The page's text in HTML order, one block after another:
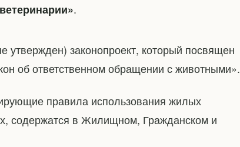
.
утвержден) законопроект, который посвящен
об ответственном обращении с животными».
правила использования жилых
содержатся в Жилищном, Гражданском и